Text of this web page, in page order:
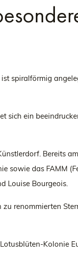
spiralförmig
sich ein
Bereits
sowie das FAMM
Louise Bourgeois.
renommierten
Kolonie